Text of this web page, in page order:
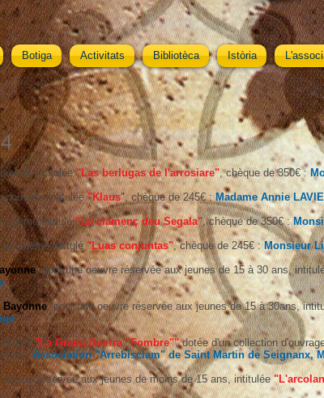
Botiga Activitats Bibliotèca Istòria
intitulée"Las berlugas de l'arrosiare", chèque de 350€ :
nouvelle intitulée"Klaus", chèque de 245€ :Madame Annie
poème intitulé"Lo clamenç deu Segala", chèque de 350€ :
un poème intitulé"Luas conjuntas", chèque de 245€ : Monsieur
, pour une oeuvre réservée aux jeunes de 15 à 30 ans,
, pour une oeuvre réservée aux jeunes de 15 à 30ans,
"La Grana Guerra "Fombre""dotée d'un collection
:Association "Arrebisclam" de Saint Martin de Seignanx,
oeuvre réservée aux jeunes de moins de 15 ans, intitulée